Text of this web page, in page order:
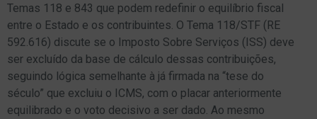
Temas 118 e 843 que podem redefinir o equilíbrio fiscal
entre o Estado e os contribuintes. O Tema 118/STF (RE
592.616) discute se o Imposto Sobre Serviços (ISS) deve
ser excluído da base de cálculo dessas contribuições,
seguindo lógica semelhante à já firmada na “tese do
século” que excluiu o ICMS, com o placar anteriormente
equilibrado e o voto decisivo a ser dado. Ao mesmo